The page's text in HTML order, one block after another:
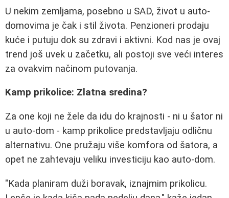
U nekim zemljama, posebno u SAD, život u auto-
domovima je čak i stil života. Penzioneri prodaju
kuće i putuju dok su zdravi i aktivni. Kod nas je ovaj
trend još uvek u začetku, ali postoji sve veći interes
za ovakvim načinom putovanja.
Kamp prikolice: Zlatna sredina?
Za one koji ne žele da idu do krajnosti - ni u šator ni
u auto-dom - kamp prikolice predstavljaju odličnu
alternativu. One pružaju više komfora od šatora, a
opet ne zahtevaju veliku investiciju kao auto-dom.
"Kada planiram duži boravak, iznajmim prikolicu.